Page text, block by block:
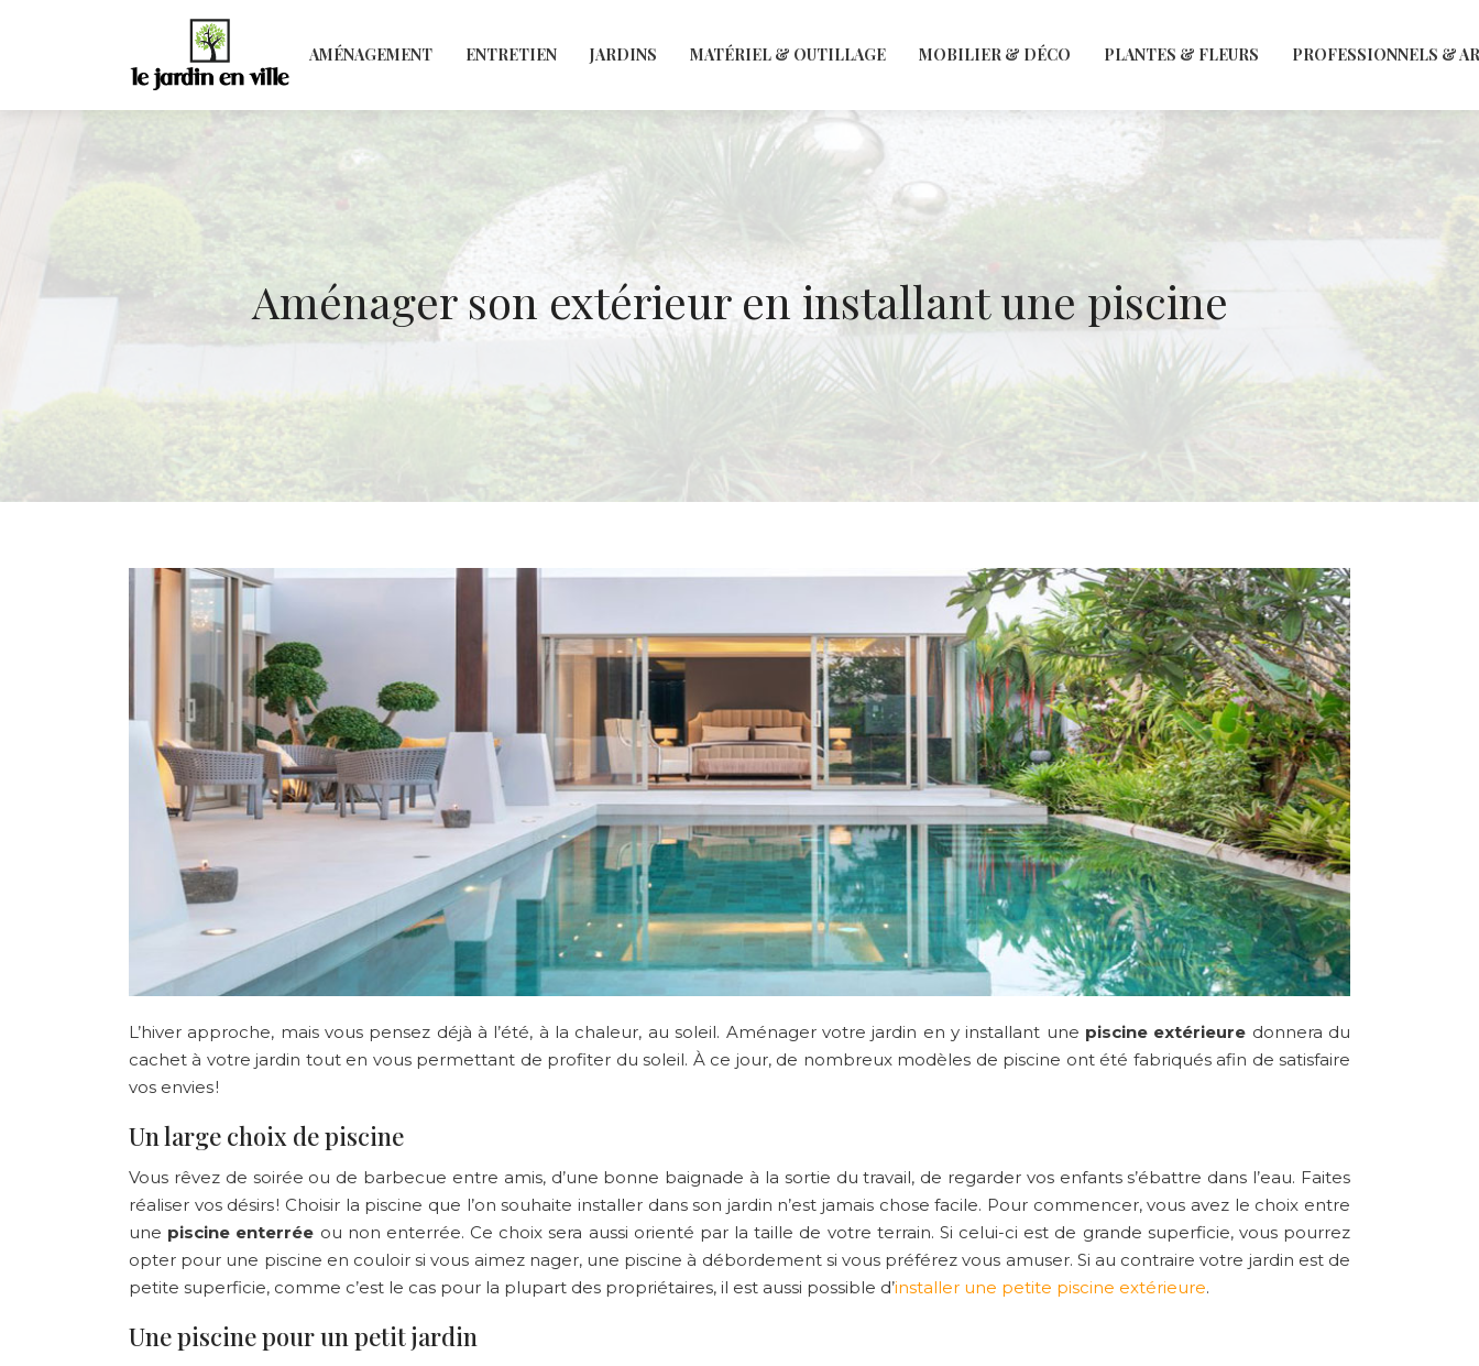
AMÉNAGEMENT ENTRETIEN JARDINS MATÉRIEL & OUTILLAGE MOBILIER & DÉCO PLANTES & FLEURS PROFESSIONNELS &
Aménager son extérieur en installant une piscine
L’hiver approche, mais vous pensez déjà à l’été, à la chaleur, au soleil. Aménager votre jardin en y installant une piscine extérieure donnera du
cachet à votre jardin tout en vous permettant de profiter du soleil. À ce jour, de nombreux modèles de piscine ont été fabriqués afin de satisfaire
vos envies !
Un large choix de piscine
Vous rêvez de soirée ou de barbecue entre amis, d’une bonne baignade à la sortie du travail, de regarder vos enfants s’ébattre dans l’eau. Faites
réaliser vos désirs ! Choisir la piscine que l’on souhaite installer dans son jardin n’est jamais chose facile. Pour commencer, vous avez le choix entre
une piscine enterrée ou non enterrée. Ce choix sera aussi orienté par la taille de votre terrain. Si celui-ci est de grande superficie, vous pourrez
opter pour une piscine en couloir si vous aimez nager, une piscine à débordement si vous préférez vous amuser. Si au contraire votre jardin est de
petite superficie, comme c’est le cas pour la plupart des propriétaires, il est aussi possible d’installer une petite piscine extérieure.
Une piscine pour un petit jardin